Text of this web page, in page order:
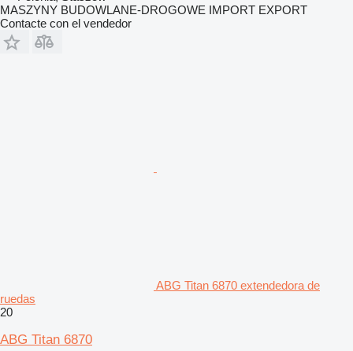
MASZYNY BUDOWLANE-DROGOWE IMPORT EXPORT
Contacte con el vendedor
ABG Titan 6870 extendedora de
ruedas
20
ABG Titan 6870